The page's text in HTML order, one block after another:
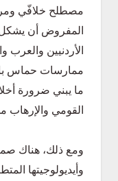
مصطلح خلافّي
المفروض أن يشكل
الأردنيين
ممارسات حماس
ما يبني ضرورة
القومي والإرهاب
ومع ذلك، هناك
وأيديولوجيتها